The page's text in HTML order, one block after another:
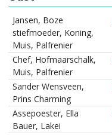
Jansen, Boze
stiefmoeder, Koning,
Muis, Palfrenier
Chef, Hofmaarschalk,
Muis, Palfrenier
Sander Wensveen,
Prins Charming
Assepoester, Ella
Bauer, Lakei